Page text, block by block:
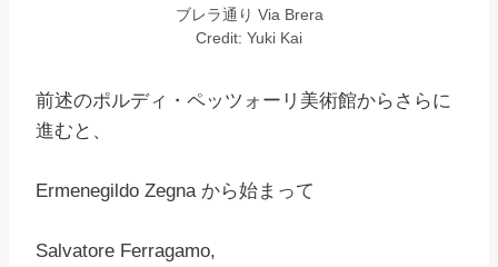
ブレラ通り Via Brera
Credit: Yuki Kai
前述のポルディ・ペッツォーリ美術館からさらに
進むと、
Ermenegildo Zegna から始まって
Salvatore Ferragamo,